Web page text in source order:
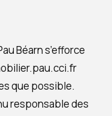
Béarn s’efforce
que possible.
responsable des